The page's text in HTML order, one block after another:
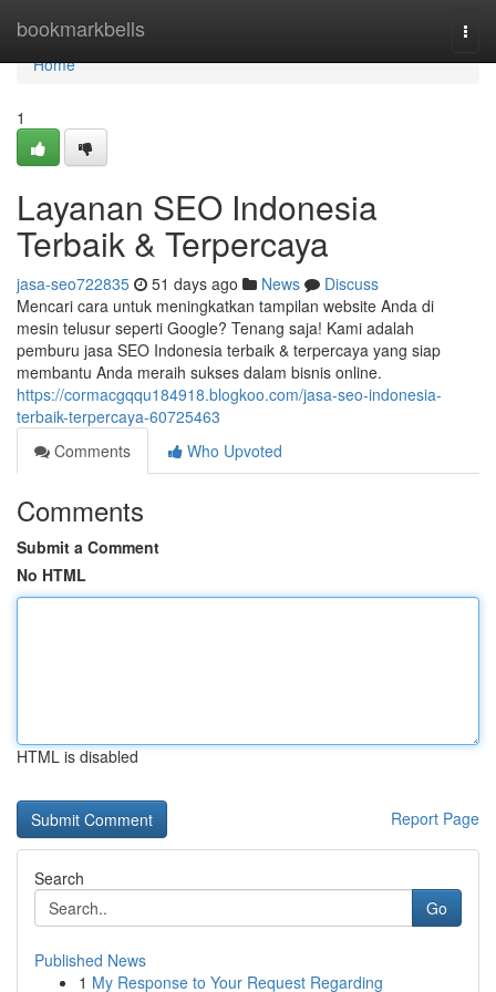
bookmarkbells
Home
Home
1
Layanan SEO Indonesia
Terbaik & Terpercaya
jasa-seo722835 51 days ago News
Discuss
Mencari cara untuk meningkatkan tampilan website Anda di
mesin telusur seperti Google? Tenang saja! Kami adalah
pemburu jasa SEO Indonesia terbaik & terpercaya yang siap
membantu Anda meraih sukses dalam bisnis online.
https://cormacgqqu184918.blogkoo.com/jasa-seo-indonesia-
terbaik-terpercaya-60725463
Comments
Who Upvoted
Comments
Submit a Comment
No HTML
HTML is disabled
Report Page
Search
Go
Published News
1 My Response to Your Request Regarding